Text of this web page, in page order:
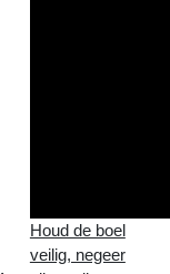
.
Houd de boel
veilig, negeer